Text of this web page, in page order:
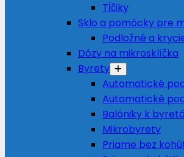
Tĺčiky
Sklo a pomôcky pre
Podložné a
Dózy na mikrosklíčka
Byrety
Automatické
Automatické
Balóniky k
Mikrobyrety
Priame bez